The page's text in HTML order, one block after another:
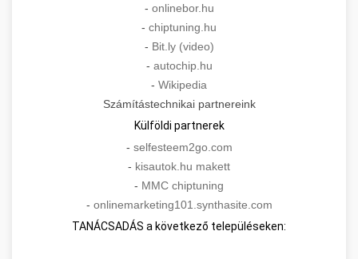
- onlinebor.hu
- chiptuning.hu
- Bit.ly (video)
- autochip.hu
- Wikipedia
Számítástechnikai partnereink
Külföldi partnerek
- selfesteem2go.com
- kisautok.hu makett
- MMC chiptuning
- onlinemarketing101.synthasite.com
TANÁCSADÁS a következő településeken: